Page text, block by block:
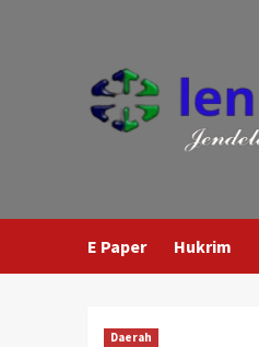
E Paper Hukrim
Daerah